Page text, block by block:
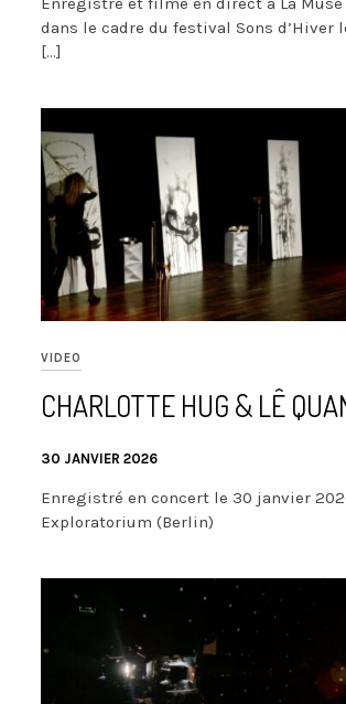
dans le cadre du festival Sons d’Hiver
[…]
VIDEO
CHARLOTTE HUG & LÊ
30 JANVIER 2026
Enregistré en concert le 30 janvier
Exploratorium (Berlin)